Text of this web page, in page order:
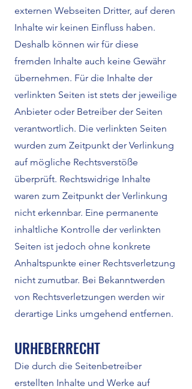
externen Webseiten Dritter, auf deren
Inhalte wir keinen Einfluss haben.
Deshalb können wir für diese
fremden Inhalte auch keine Gewähr
übernehmen. Für die Inhalte der
verlinkten Seiten ist stets der jeweilige
Anbieter oder Betreiber der Seiten
verantwortlich. Die verlinkten Seiten
wurden zum Zeitpunkt der Verlinkung
auf mögliche Rechtsverstöße
überprüft. Rechtswidrige Inhalte
waren zum Zeitpunkt der Verlinkung
nicht erkennbar. Eine permanente
inhaltliche Kontrolle der verlinkten
Seiten ist jedoch ohne konkrete
Anhaltspunkte einer Rechtsverletzung
nicht zumutbar. Bei Bekanntwerden
von Rechtsverletzungen werden wir
derartige Links umgehend entfernen.
URHEBERRECHT
Die durch die Seitenbetreiber
erstellten Inhalte und Werke auf